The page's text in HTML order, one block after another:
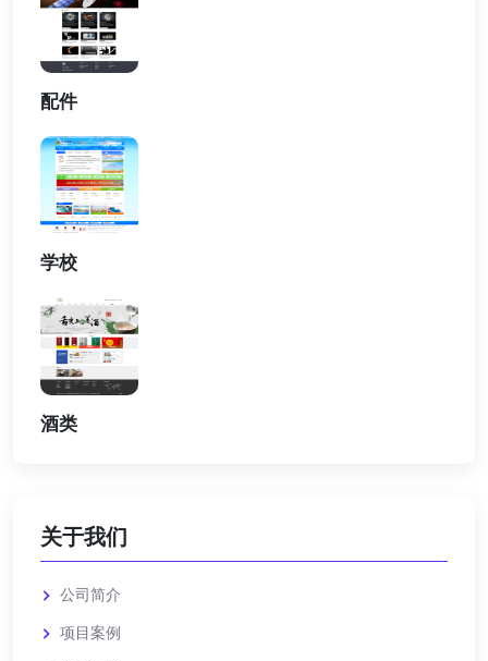
配件
学校
酒类
关于我们
公司简介
项目案例